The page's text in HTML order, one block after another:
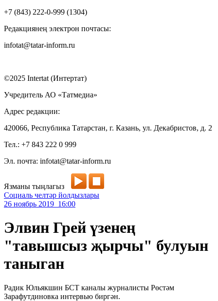
+7 (843) 222-0-999 (1304)
Редакциянең электрон почтасы:
infotat@tatar-inform.ru
©2025 Intertat (Интертат)
Учредитель АО «Татмедиа»
Адрес редакции:
420066, Республика Татарстан, г. Казань, ул. Декабристов, д. 2
Тел.: +7 843 222 0 999
Эл. почта: infotat@tatar-inform.ru
Язманы тыңлагыз
Социаль челтәр йолдызлары
26 ноябрь 2019 16:00
Элвин Грей үзенең
"тавышсыз җырчы" булуын
таныган
Радик Юльякшин БСТ каналы журналисты Рөстәм
Зарафутдиновка интервью биргән.